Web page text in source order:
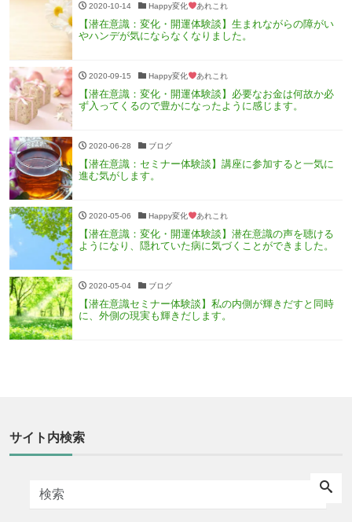
2020-10-14 Happy変化 あれこれ
【潜在意識：変化・開運体験談】生まれながらの障がい
やハンデが気にならなくなりました。
2020-09-15 Happy変化 あれこれ
【潜在意識：変化・開運体験談】必要なお金は何故か必
ず入ってくるので豊かになったように感じます。
2020-06-28 ブログ
【潜在意識：セミナー体験談】講座に参加すると一気に
進む気がします。
2020-05-06 Happy変化 あれこれ
【潜在意識：変化・開運体験談】潜在意識の声を聴ける
ようになり、隠れていた病に気づくことができました。
2020-05-04 ブログ
【潜在意識セミナー体験談】私の内側が輝きだすと同時
に、外側の現実も輝きだします。
サイト内検索